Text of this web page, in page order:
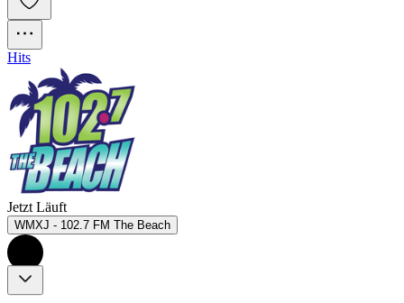
Hits
Jetzt Läuft
WMXJ - 102.7 FM The Beach